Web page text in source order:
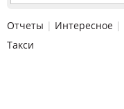
Отчеты | Интересное |
Такси